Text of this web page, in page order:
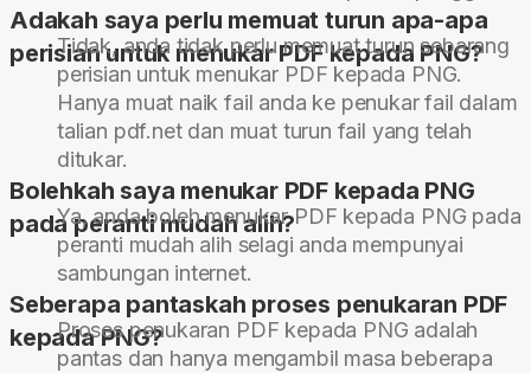
Adakah saya perlu memuat turun apa-apa
perisian untuk menukar PDF kepada PNG?
Tidak, anda tidak perlu memuat turun sebarang
perisian untuk menukar PDF kepada PNG.
Hanya muat naik fail anda ke penukar fail dalam
talian pdf.net dan muat turun fail yang telah
ditukar.
Bolehkah saya menukar PDF kepada PNG
pada peranti mudah alih?
Ya, anda boleh menukar PDF kepada PNG pada
peranti mudah alih selagi anda mempunyai
sambungan internet.
Seberapa pantaskah proses penukaran PDF
kepada PNG?
Proses penukaran PDF kepada PNG adalah
pantas dan hanya mengambil masa beberapa